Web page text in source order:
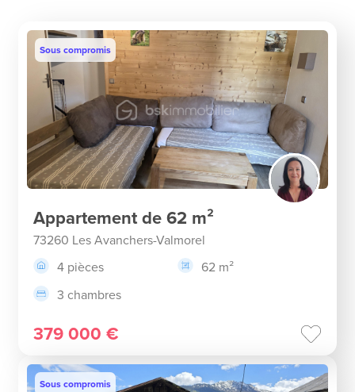
Sous compromis
Appartement de 62 m²
73260 Les Avanchers-Valmorel
4 pièces
62 m²
3 chambres
379 000 €
Sous compromis